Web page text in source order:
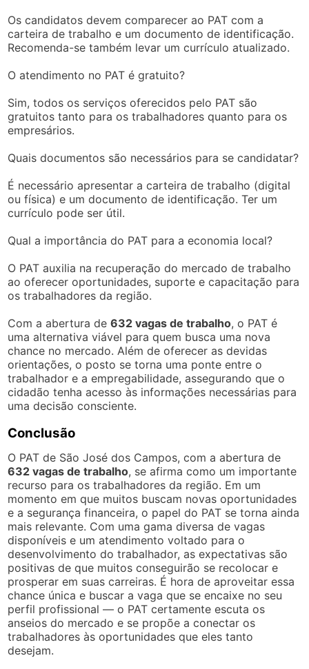
Os candidatos devem comparecer ao PAT com a
carteira de trabalho e um documento de identificação.
Recomenda-se também levar um currículo atualizado.
O atendimento no PAT é gratuito?
Sim, todos os serviços oferecidos pelo PAT são
gratuitos tanto para os trabalhadores quanto para os
empresários.
Quais documentos são necessários para se candidatar?
É necessário apresentar a carteira de trabalho (digital
ou física) e um documento de identificação. Ter um
currículo pode ser útil.
Qual a importância do PAT para a economia local?
O PAT auxilia na recuperação do mercado de trabalho
ao oferecer oportunidades, suporte e capacitação para
os trabalhadores da região.
Com a abertura de632 vagas de trabalho, o PAT é
uma alternativa viável para quem busca uma nova
chance no mercado. Além de oferecer as devidas
orientações, o posto se torna uma ponte entre o
trabalhador e a empregabilidade, assegurando que o
cidadão tenha acesso às informações necessárias para
uma decisão consciente.
Conclusão
O PAT de São José dos Campos, com a abertura de
632 vagas de trabalho, se afirma como um importante
recurso para os trabalhadores da região. Em um
momento em que muitos buscam novas oportunidades
e a segurança financeira, o papel do PAT se torna ainda
mais relevante. Com uma gama diversa de vagas
disponíveis e um atendimento voltado para o
desenvolvimento do trabalhador, as expectativas são
positivas de que muitos conseguirão se recolocar e
prosperar em suas carreiras. É hora de aproveitar essa
chance única e buscar a vaga que se encaixe no seu
perfil profissional — o PAT certamente escuta os
anseios do mercado e se propõe a conectar os
trabalhadores às oportunidades que eles tanto
desejam.